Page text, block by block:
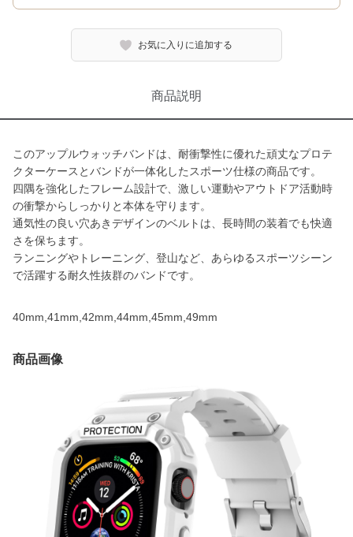
お気に入りに追加する
商品説明
このアップルウォッチバンドは、耐衝撃性に優れた頑丈なプロテ
クターケースとバンドが一体化したスポーツ仕様の商品です。
四隅を強化したフレーム設計で、激しい運動やアウトドア活動時
の衝撃からしっかりと本体を守ります。
通気性の良い穴あきデザインのベルトは、長時間の装着でも快適
さを保ちます。
ランニングやトレーニング、登山など、あらゆるスポーツシーン
で活躍する耐久性抜群のバンドです。
40mm,41mm,42mm,44mm,45mm,49mm
商品画像